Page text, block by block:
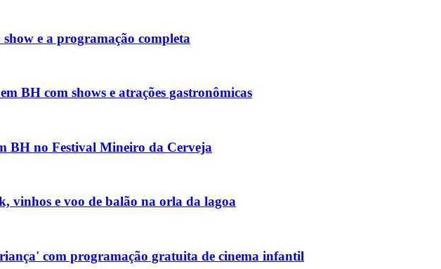
e a programação completa
BH com shows e atrações gastronômicas
BH no Festival Mineiro da Cerveja
vinhos e voo de balão na orla da lagoa
com programação gratuita de cinema infantil